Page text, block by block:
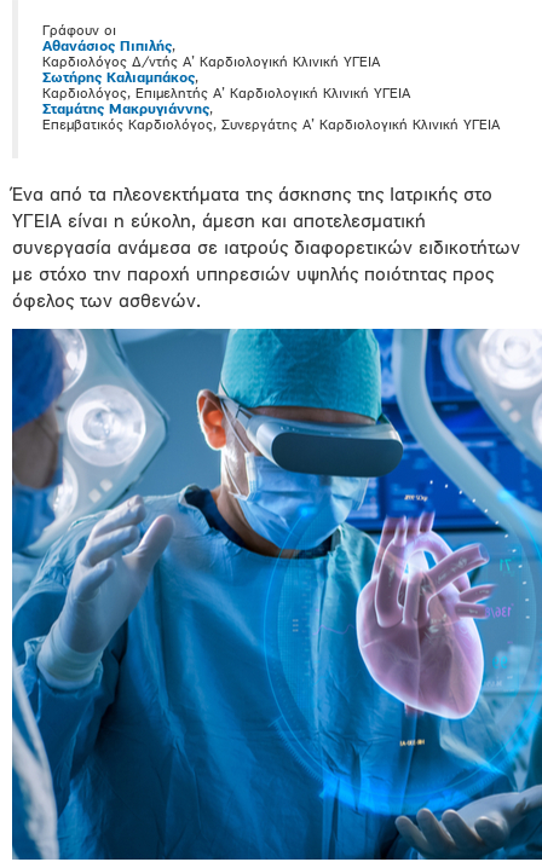
Γράφουν οι
Aθανάσιος Πιπιλής,
Καρδιολόγος Δ/ντής Α’ Καρδιολογική Κλινική ΥΓΕΙΑ
Σωτήρης Καλιαμπάκος,
Καρδιολόγος, Επιμελητής Α’ Καρδιολογική Κλινική ΥΓΕΙΑ
Σταμάτης Μακρυγιάννης,
Επεμβατικός Καρδιολόγος, Συνεργάτης Α’ Καρδιολογική Κλινική ΥΓΕΙΑ
Ένα από τα πλεονεκτήματα της άσκησης της Ιατρικής στο
ΥΓΕΙΑ είναι η εύκολη, άμεση και αποτελεσματική
συνεργασία ανάμεσα σε ιατρούς διαφορετικών ειδικοτήτων
με στόχο την παροχή υπηρεσιών υψηλής ποιότητας προς
όφελος των ασθενών.